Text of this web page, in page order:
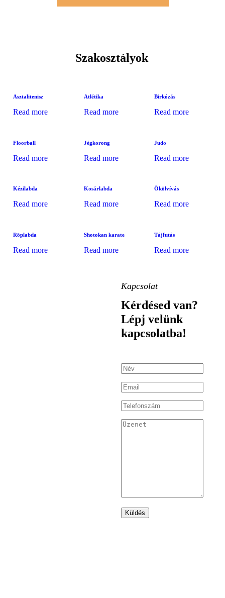
Szakosztályok
Asztalitenisz
Read more
Atlétika
Read more
Birkózás
Read more
Floorball
Read more
Jégkorong
Read more
Judo
Read more
Kézilabda
Read more
Kosárlabda
Read more
Ökölvívás
Read more
Röplabda
Read more
Shotokan karate
Read more
Tájfutás
Read more
Kapcsolat
Kérdésed van?
Lépj velünk
kapcsolatba!